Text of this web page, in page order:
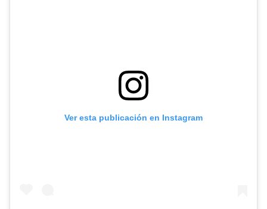
Ver esta publicación en Instagram